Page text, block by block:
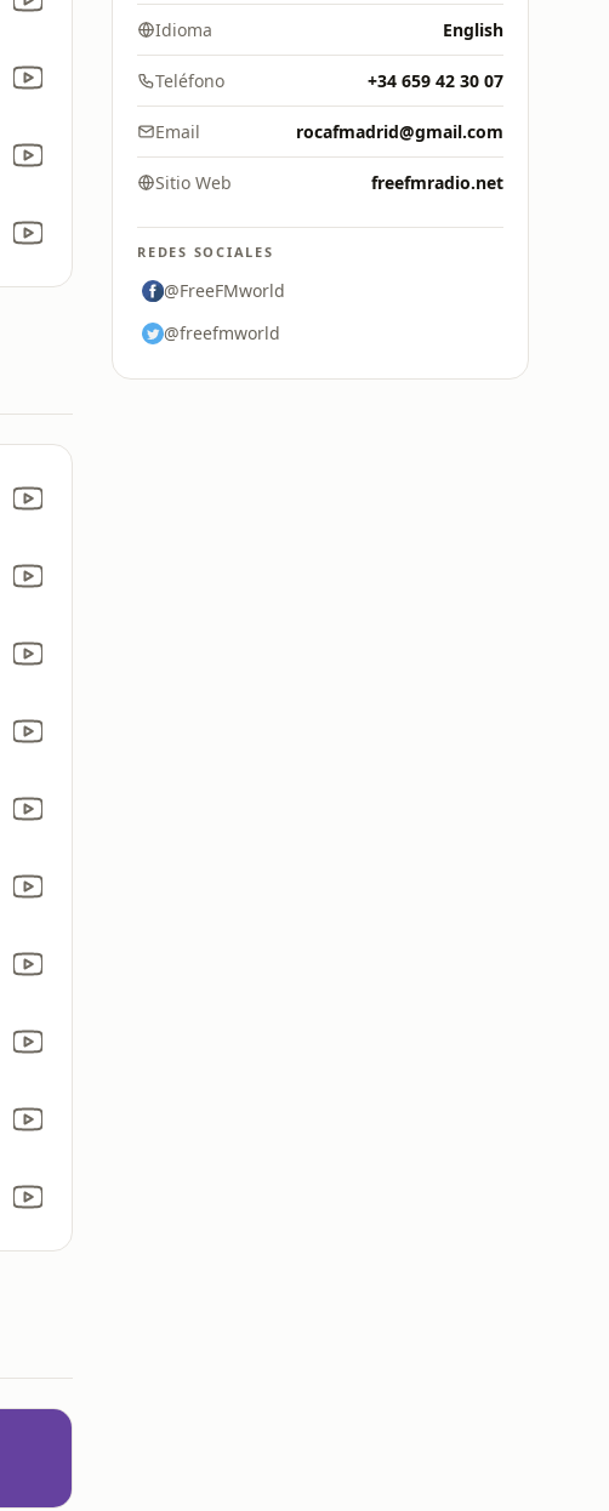
Idioma English
Teléfono +34 659 42 30 07
Email rocafmadrid@gmail.com
Sitio Web freefmradio.net
REDES SOCIALES
@FreeFMworld
@freefmworld